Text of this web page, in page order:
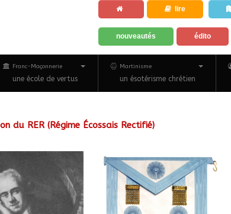
lire
nouveautés édito
Franc-Maçonnerie
une école de vertus
Martinisme
un ésotérisme chrétien
du RER (Régime Écossais Rectifié)